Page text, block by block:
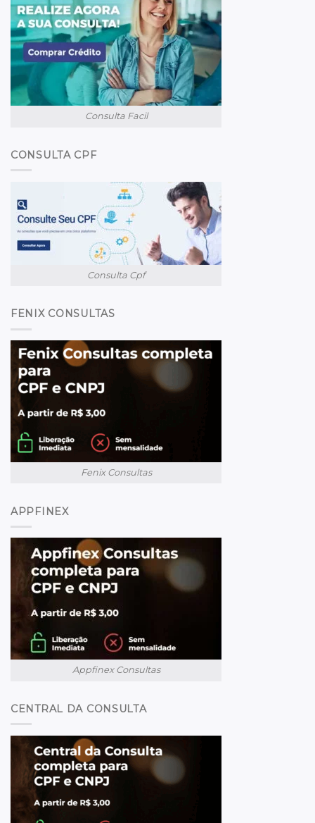
Consulta Facil
CONSULTA CPF
Consulta Cpf
FENIX CONSULTAS
Fenix Consultas
APPFINEX
Appfinex Consultas
CENTRAL DA CONSULTA